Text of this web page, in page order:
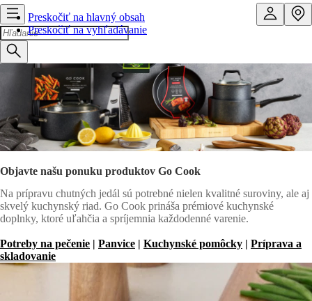
Preskočiť na hlavný obsah
Preskočiť na vyhľadávanie
Objavte našu ponuku produktov Go Cook
Na prípravu chutných jedál sú potrebné nielen kvalitné suroviny, ale aj
skvelý kuchynský riad. Go Cook prináša prémiové kuchynské
doplnky, ktoré uľahčia a spríjemnia každodenné varenie.
Potreby na pečenie | Panvice | Kuchynské pomôcky | Príprava a
skladovanie